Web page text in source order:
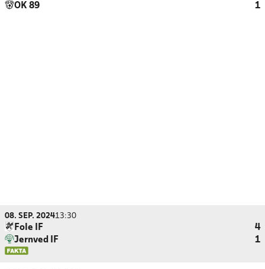
OK 89
1
08. SEP. 202413:30
Fole IF
4
Jernved IF
1